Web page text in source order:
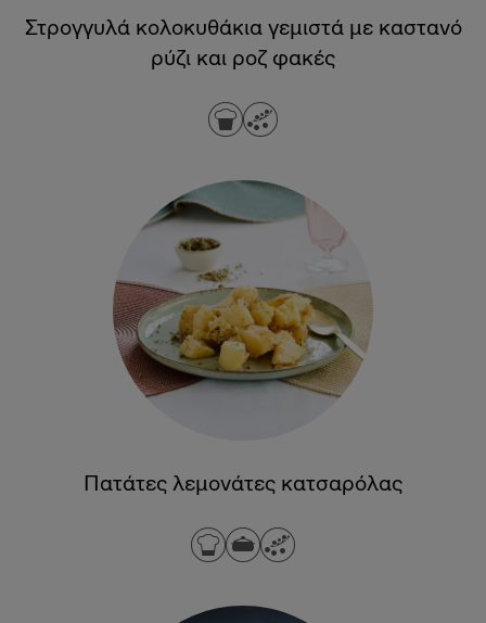
Στρογγυλά κολοκυθάκια γεμιστά με καστανό
ρύζι και ροζ φακές
Πατάτες λεμονάτες κατσαρόλας